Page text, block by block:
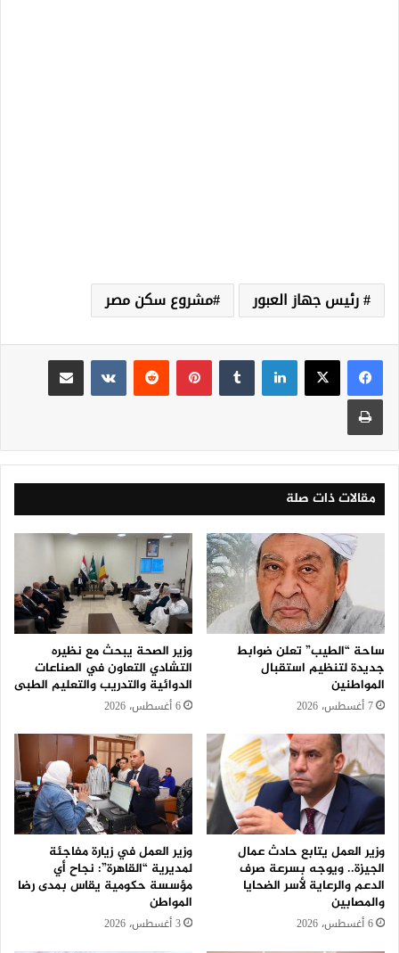
‫ رئيس جهاز العبور مشروع سكن مصر
لينكدإن بينتيريست
مقالات ذات صلة
ساحة “الطيب” تعلن ضوابط
جديدة لتنظيم استقبال
المواطنين
7 أغسطس، 2026
وزير الصحة يبحث مع نظيره
التشادي التعاون في الصناعات
الدوائية والتدريب والتعليم الطبى
6 أغسطس، 2026
وزير العمل يتابع حادث عمال
الجيزة.. ويوجه بسرعة صرف
الدعم والرعاية لأسر الضحايا
والمصابين
6 أغسطس، 2026
وزير العمل في زيارة مفاجئة
لمديرية “القاهرة”: نجاح أي
مؤسسة حكومية يقاس بمدى رضا
المواطن
3 أغسطس، 2026